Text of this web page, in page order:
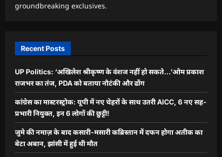
groundbreaking exclusives.
Recent Posts
UP Politics: ‘अखिलेश श्रीकृष्ण के वंशज नहीं हो सकते…’ओम प्रकाश
राजभर का तंज, PDA को बताया नौटंकी और ढोंग
कांग्रेस का मास्टरस्ट्रोक: यूपी में नए चेहरों के साथ उतरी AICC, 6 नए सह-
प्रभारी नियुक्त, इन 6 लोगों की छुट्टी!
जुमे की नमाज़ के बाद कसारी-मसारी कब्रिस्तान में दफन होगा अतीक का
बेटा अबान, झांसी में हुई थी मौत